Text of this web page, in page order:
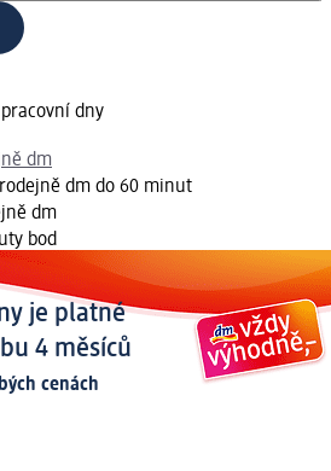
dny
dm
dm do 60 minut
dm
bod
je platné
4 měsíců
cenách